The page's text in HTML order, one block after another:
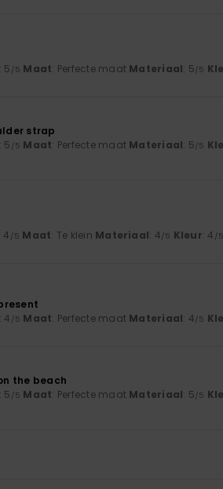
: 5 /5 Maat: Perfecte maat Materiaal: 5/5
strap
: 5 /5 Maat: Perfecte maat Materiaal: 5/5
: 4 /5 Maat: Te klein Materiaal: 4/5 Kleur: 4 /5
: 4 /5 Maat: Perfecte maat Materiaal: 4/5
the beach
: 5 /5 Maat: Perfecte maat Materiaal: 5/5